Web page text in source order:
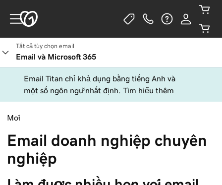
Tất cả tùy chọn email
Email và Microsoft 365
Email Titan chỉ khả dụng bằng tiếng Anh và
một số ngôn ngữ nhất định. Tìm hiểu thêm
Mới
Email doanh nghiệp chuyên
nghiệp